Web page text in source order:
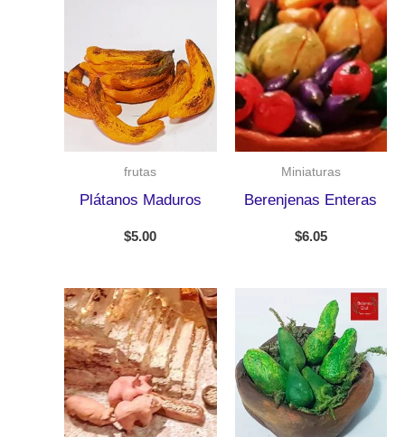
frutas
Plátanos Maduros
$5.00
Miniaturas
Berenjenas Enteras
$6.05